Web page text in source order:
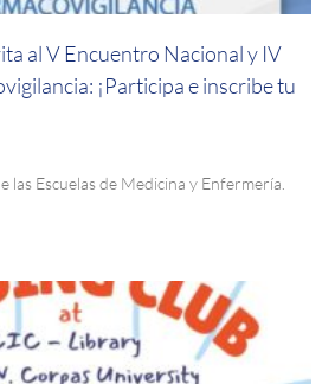
al V Encuentro Nacional y IV
¡Participa e inscribe tu
las Escuelas de Medicina y Enfermería.